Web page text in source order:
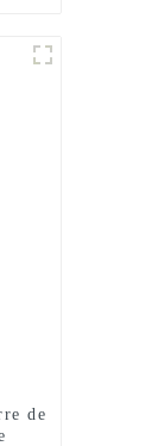
de